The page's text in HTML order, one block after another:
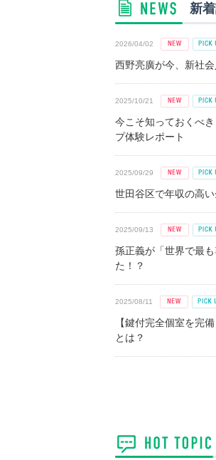
新
2026/04/02
西野亮廣が今、新社
2025/10/21
今こそ知っておくべ
プ体験レポート
2025/09/29
世田谷区で年収の高
2025/09/13
孫正義が「世界で最
た！？
2025/08/11
【鍵付完全個室を完
とは？